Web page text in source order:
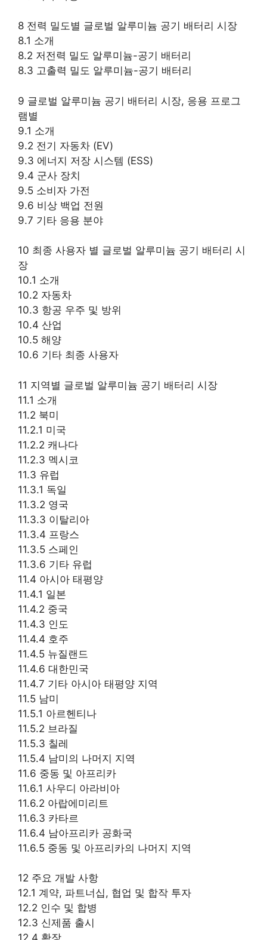
8 전력 밀도별 글로벌 알루미늄 공기 배터리 시장
8.1 소개
8.2 저전력 밀도 알루미늄-공기 배터리
8.3 고출력 밀도 알루미늄-공기 배터리
9 글로벌 알루미늄 공기 배터리 시장, 응용 프로그
램별
9.1 소개
9.2 전기 자동차 (EV)
9.3 에너지 저장 시스템 (ESS)
9.4 군사 장치
9.5 소비자 가전
9.6 비상 백업 전원
9.7 기타 응용 분야
10 최종 사용자 별 글로벌 알루미늄 공기 배터리 시
장
10.1 소개
10.2 자동차
10.3 항공 우주 및 방위
10.4 산업
10.5 해양
10.6 기타 최종 사용자
11 지역별 글로벌 알루미늄 공기 배터리 시장
11.1 소개
11.2 북미
11.2.1 미국
11.2.2 캐나다
11.2.3 멕시코
11.3 유럽
11.3.1 독일
11.3.2 영국
11.3.3 이탈리아
11.3.4 프랑스
11.3.5 스페인
11.3.6 기타 유럽
11.4 아시아 태평양
11.4.1 일본
11.4.2 중국
11.4.3 인도
11.4.4 호주
11.4.5 뉴질랜드
11.4.6 대한민국
11.4.7 기타 아시아 태평양 지역
11.5 남미
11.5.1 아르헨티나
11.5.2 브라질
11.5.3 칠레
11.5.4 남미의 나머지 지역
11.6 중동 및 아프리카
11.6.1 사우디 아라비아
11.6.2 아랍에미리트
11.6.3 카타르
11.6.4 남아프리카 공화국
11.6.5 중동 및 아프리카의 나머지 지역
12 주요 개발 사항
12.1 계약, 파트너십, 협업 및 합작 투자
12.2 인수 및 합병
12.3 신제품 출시